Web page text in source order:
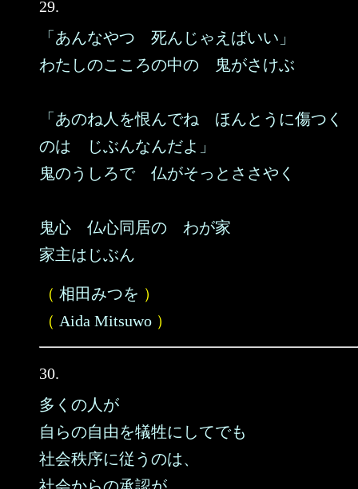
29.
「あんなやつ 死んじゃえばいい」
わたしのこころの中の 鬼がさけぶ
「あのね人を恨んでね ほんとうに傷つく
のは じぶんなんだよ」
鬼のうしろで 仏がそっとささやく
鬼心 仏心同居の わが家
家主はじぶん
（ 相田みつを ）
（ Aida Mitsuwo ）
30.
多くの人が
自らの自由を犠牲にしてでも
社会秩序に従うのは、